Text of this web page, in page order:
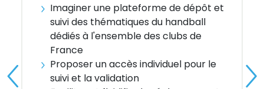
Imaginer une plateforme de dépôt et
suivi des thématiques du handball
dédiés à l'ensemble des clubs de
France
Proposer un accès individuel pour le
suivi et la validation